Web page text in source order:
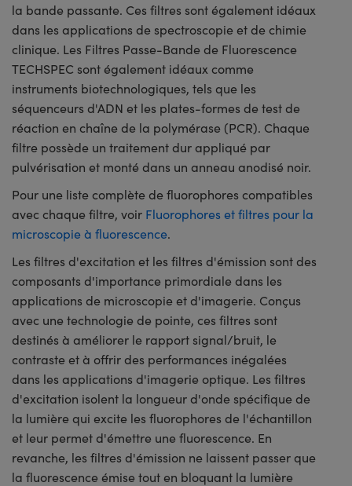
la bande passante. Ces filtres sont également idéaux
dans les applications de spectroscopie et de chimie
clinique. Les Filtres Passe-Bande de Fluorescence
TECHSPEC sont également idéaux comme
instruments biotechnologiques, tels que les
séquenceurs d'ADN et les plates-formes de test de
réaction en chaîne de la polymérase (PCR). Chaque
filtre possède un traitement dur appliqué par
pulvérisation et monté dans un anneau anodisé noir.
Pour une liste complète de fluorophores compatibles
avec chaque filtre, voir Fluorophores et filtres pour la
microscopie à fluorescence.
Les filtres d'excitation et les filtres d'émission sont des
composants d'importance primordiale dans les
applications de microscopie et d'imagerie. Conçus
avec une technologie de pointe, ces filtres sont
destinés à améliorer le rapport signal/bruit, le
contraste et à offrir des performances inégalées
dans les applications d'imagerie optique. Les filtres
d'excitation isolent la longueur d'onde spécifique de
la lumière qui excite les fluorophores de l'échantillon
et leur permet d'émettre une fluorescence. En
revanche, les filtres d'émission ne laissent passer que
la fluorescence émise tout en bloquant la lumière